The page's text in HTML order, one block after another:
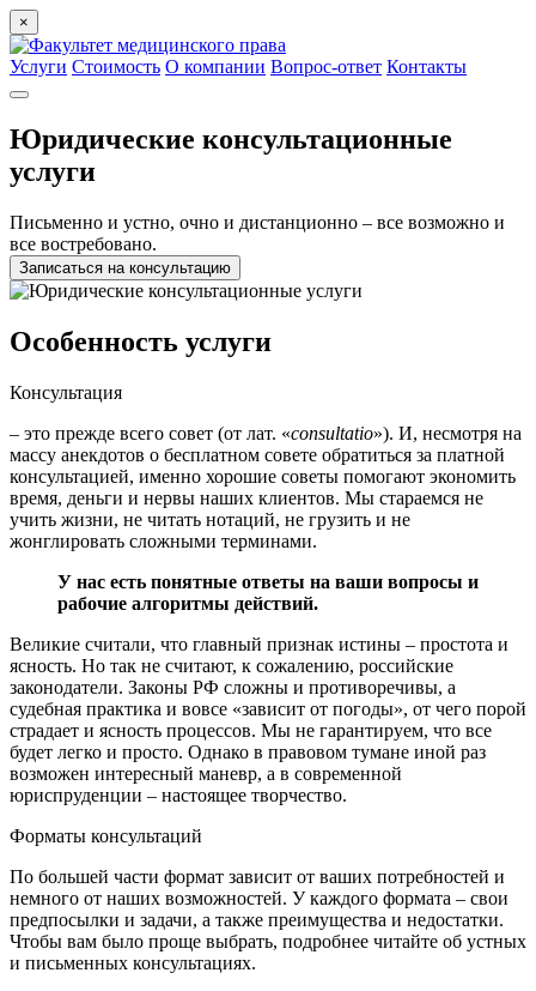
×
Услуги Стоимость О компании Вопрос-ответ Контакты
Юридические консультационные
услуги
Письменно и устно, очно и дистанционно – все возможно и
все востребовано.
Записаться на консультацию
Особенность услуги
Консультация
– это прежде всего совет (от лат. «consultatio»). И, несмотря на
массу анекдотов о бесплатном совете обратиться за платной
консультацией, именно хорошие советы помогают экономить
время, деньги и нервы наших клиентов. Мы стараемся не
учить жизни, не читать нотаций, не грузить и не
жонглировать сложными терминами.
У нас есть понятные ответы на ваши вопросы и
рабочие алгоритмы действий.
Великие считали, что главный признак истины – простота и
ясность. Но так не считают, к сожалению, российские
законодатели. Законы РФ сложны и противоречивы, а
судебная практика и вовсе «зависит от погоды», от чего порой
страдает и ясность процессов. Мы не гарантируем, что все
будет легко и просто. Однако в правовом тумане иной раз
возможен интересный маневр, а в современной
юриспруденции – настоящее творчество.
Форматы консультаций
По большей части формат зависит от ваших потребностей и
немного от наших возможностей. У каждого формата – свои
предпосылки и задачи, а также преимущества и недостатки.
Чтобы вам было проще выбрать, подробнее читайте об устных
и письменных консультациях.